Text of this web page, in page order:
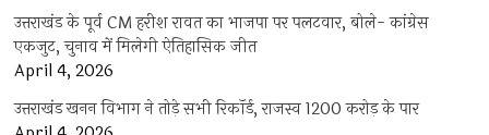
उत्तराखंड के पूर्व CM हरीश रावत का भाजपा पर पलटवार, बोले- कांग्रेस
एकजुट, चुनाव में मिलेगी ऐतिहासिक जीत
April 4, 2026
उत्तराखंड खनन विभाग ने तोड़े सभी रिकॉर्ड, राजस्व 1200 करोड़ के पार